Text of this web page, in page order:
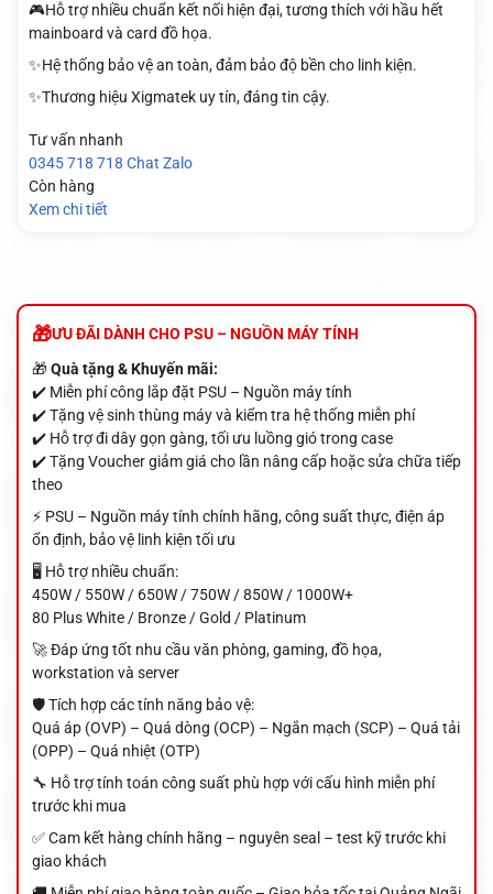
🎮Hỗ trợ nhiều chuẩn kết nối hiện đại, tương thích với hầu hết
mainboard và card đồ họa.
✨Hệ thống bảo vệ an toàn, đảm bảo độ bền cho linh kiện.
✨Thương hiệu Xigmatek uy tín, đáng tin cậy.
Tư vấn nhanh
0345 718 718 Chat Zalo
Còn hàng
Xem chi tiết
ƯU ĐÃI DÀNH CHO PSU – NGUỒN MÁY TÍNH
🎁Quà tặng & Khuyến mãi:
✔️ Miễn phí công lắp đặt PSU – Nguồn máy tính
✔️ Tặng vệ sinh thùng máy và kiểm tra hệ thống miễn phí
✔️ Hỗ trợ đi dây gọn gàng, tối ưu luồng gió trong case
✔️ Tặng Voucher giảm giá cho lần nâng cấp hoặc sửa chữa tiếp
theo
⚡ PSU – Nguồn máy tính chính hãng, công suất thực, điện áp
ổn định, bảo vệ linh kiện tối ưu
🖥️ Hỗ trợ nhiều chuẩn:
450W / 550W / 650W / 750W / 850W / 1000W+
80 Plus White / Bronze / Gold / Platinum
🚀 Đáp ứng tốt nhu cầu văn phòng, gaming, đồ họa,
workstation và server
🛡️ Tích hợp các tính năng bảo vệ:
Quá áp (OVP) – Quá dòng (OCP) – Ngắn mạch (SCP) – Quá tải
(OPP) – Quá nhiệt (OTP)
🔧 Hỗ trợ tính toán công suất phù hợp với cấu hình miễn phí
trước khi mua
✅ Cam kết hàng chính hãng – nguyên seal – test kỹ trước khi
giao khách